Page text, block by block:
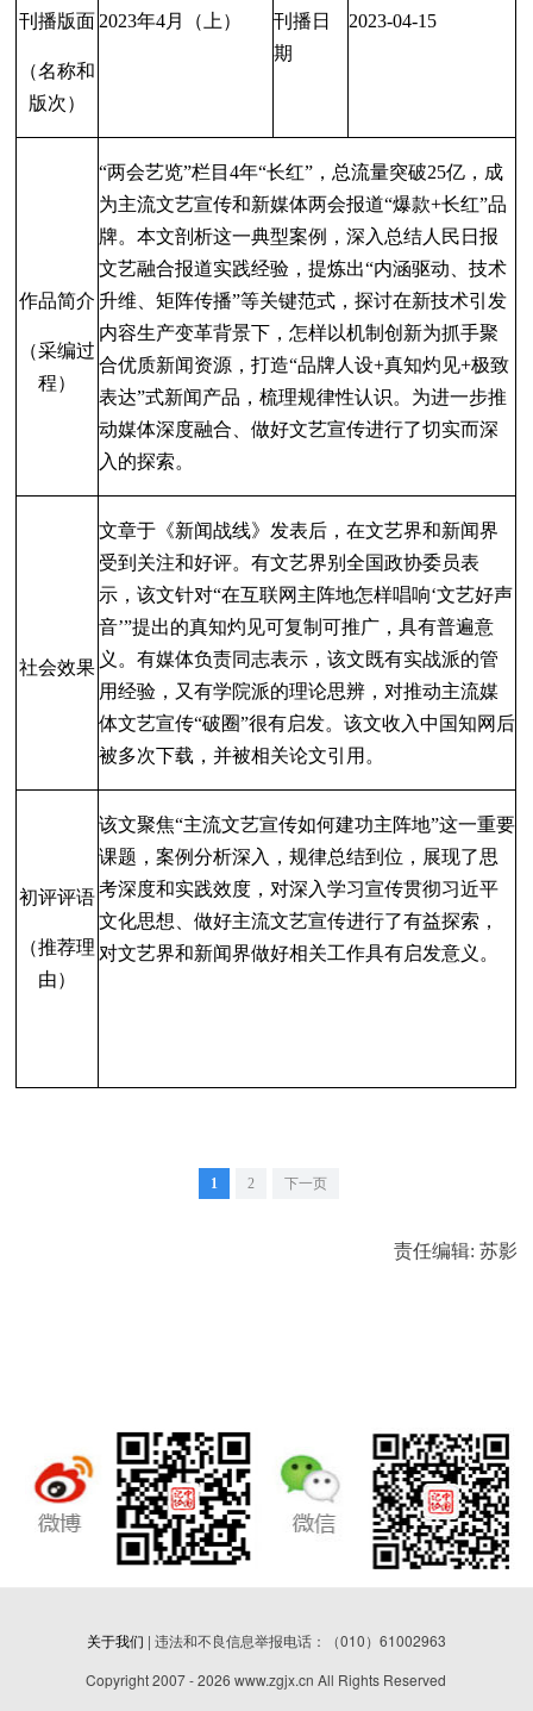
刊播版面
（名称和
版次）
2023年4月（上）
刊播日
期
2023-04-15
作品简介
（采编过
程）
“两会艺览”栏目4年“长红”，总流量突破25亿，成
为主流文艺宣传和新媒体两会报道“爆款+长红”品
牌。本文剖析这一典型案例，深入总结人民日报
文艺融合报道实践经验，提炼出“内涵驱动、技术
升维、矩阵传播”等关键范式，探讨在新技术引发
内容生产变革背景下，怎样以机制创新为抓手聚
合优质新闻资源，打造“品牌人设+真知灼见+极致
表达”式新闻产品，梳理规律性认识。为进一步推
动媒体深度融合、做好文艺宣传进行了切实而深
入的探索。
社会效果
文章于《新闻战线》发表后，在文艺界和新闻界
受到关注和好评。有文艺界别全国政协委员表
示，该文针对“在互联网主阵地怎样唱响‘文艺好声
音’”提出的真知灼见可复制可推广，具有普遍意
义。有媒体负责同志表示，该文既有实战派的管
用经验，又有学院派的理论思辨，对推动主流媒
体文艺宣传“破圈”很有启发。该文收入中国知网后
被多次下载，并被相关论文引用。
初评评语
（推荐理
由）
该文聚焦“主流文艺宣传如何建功主阵地”这一重要
课题，案例分析深入，规律总结到位，展现了思
考深度和实践效度，对深入学习宣传贯彻习近平
文化思想、做好主流文艺宣传进行了有益探索，
对文艺界和新闻界做好相关工作具有启发意义。
1 2 下一页
责任编辑: 苏影
关于我们 | 违法和不良信息举报电话：（010）61002963
Copyright 2007 - 2026 www.zgjx.cn All Rights Reserved